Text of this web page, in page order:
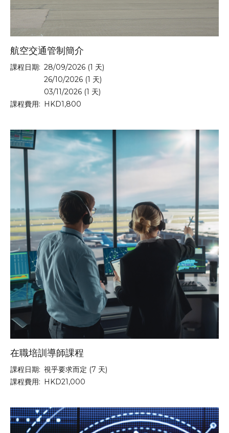
航空交通管制簡介
課程日期: 28/09/2026 (1 天)
26/10/2026 (1 天)
03/11/2026 (1 天)
課程費用: HKD1,800
在職培訓導師課程
課程日期: 視乎要求而定 (7 天)
課程費用: HKD21,000